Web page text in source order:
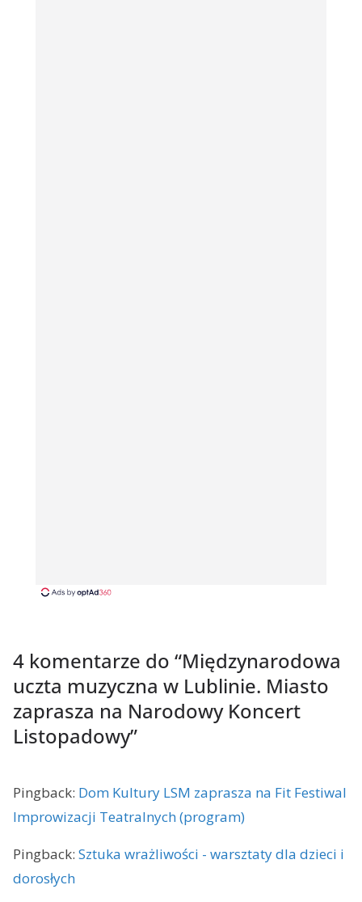
4 komentarze do “Międzynarodowa
uczta muzyczna w Lublinie. Miasto
zaprasza na Narodowy Koncert
Listopadowy”
Pingback: Dom Kultury LSM zaprasza na Fit Festiwal
Improwizacji Teatralnych (program)
Pingback: Sztuka wrażliwości - warsztaty dla dzieci i
dorosłych